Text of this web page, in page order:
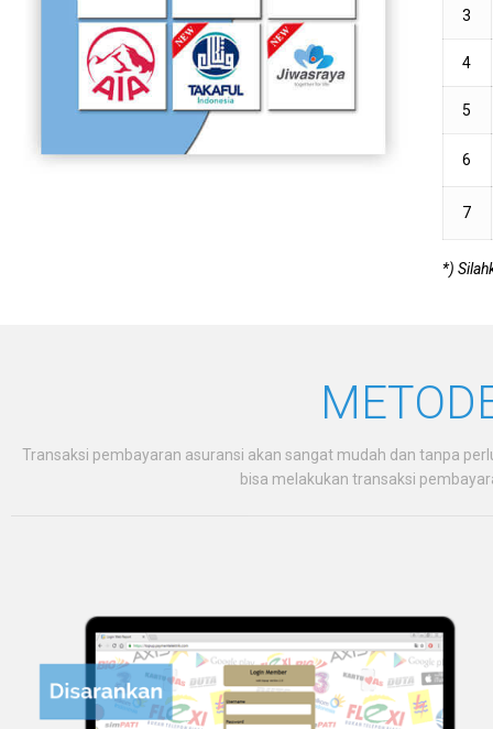
3
4
5
6
7
*)
Transaksi pembayaran asuransi akan sangat mudah dan tanpa
bisa melakukan transaksi